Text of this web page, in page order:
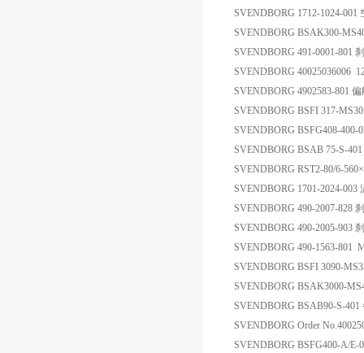
SVENDBORG 1712-1024-001
SVENDBORG BSAK300-
SVENDBORG 491-0001-801
SVENDBORG 40025036006
SVENDBORG 4902583-801
SVENDBORG BSFI 317-
SVENDBORG BSFG408-400-
SVENDBORG BSAB 75-S-
SVENDBORG RST2-80/6-
SVENDBORG 1701-2024-003
SVENDBORG 490-2007-828
SVENDBORG 490-2005-903
SVENDBORG 490-1563-801
SVENDBORG BSFI 3090-
SVENDBORG BSAK3000-
SVENDBORG BSAB90-S-401
SVENDBORG Order
SVENDBORG BSFG400-A/E-